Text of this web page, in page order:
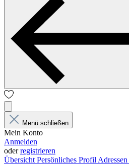
Menü schließen
Mein Konto
Anmelden
oderregistrieren
Übersicht Persönliches Profil Adressen